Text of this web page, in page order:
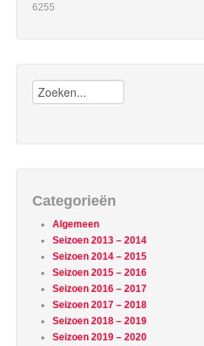
6255
Zoeken:
Categorieën
Algemeen
Seizoen 2013 – 2014
Seizoen 2014 – 2015
Seizoen 2015 – 2016
Seizoen 2016 – 2017
Seizoen 2017 – 2018
Seizoen 2018 – 2019
Seizoen 2019 – 2020